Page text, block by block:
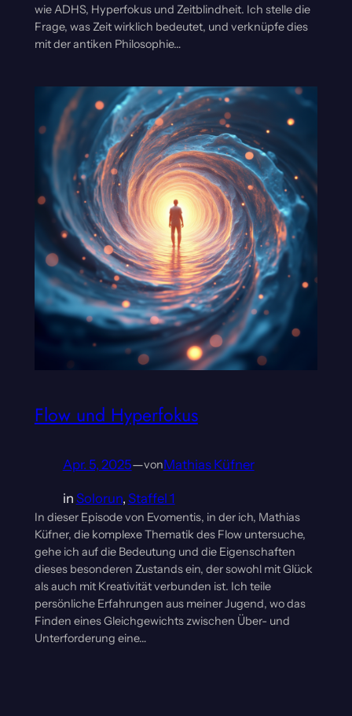
wie ADHS, Hyperfokus und Zeitblindheit. Ich stelle die
Frage, was Zeit wirklich bedeutet, und verknüpfe dies
mit der antiken Philosophie…
Flow und Hyperfokus
Apr. 5, 2025—vonMathias Küfner
in Solorun, Staffel 1
In dieser Episode von Evomentis, in der ich, Mathias
Küfner, die komplexe Thematik des Flow untersuche,
gehe ich auf die Bedeutung und die Eigenschaften
dieses besonderen Zustands ein, der sowohl mit Glück
als auch mit Kreativität verbunden ist. Ich teile
persönliche Erfahrungen aus meiner Jugend, wo das
Finden eines Gleichgewichts zwischen Über- und
Unterforderung eine…